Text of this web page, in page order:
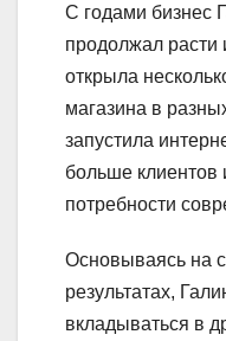
С годами бизнес
продолжал расти
открыла
магазина в
запустила
больше клиентов
потребности
Основываясь на
результатах,
вкладываться в